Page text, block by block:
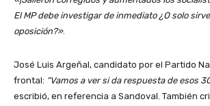
El MP debe investigar de inmediato ¿O solo
oposición?».
José Luis Argeñal, candidato por el Partido
frontal: “Vamos a ver si da respuesta de esos
escribió, en referencia a Sandoval. También